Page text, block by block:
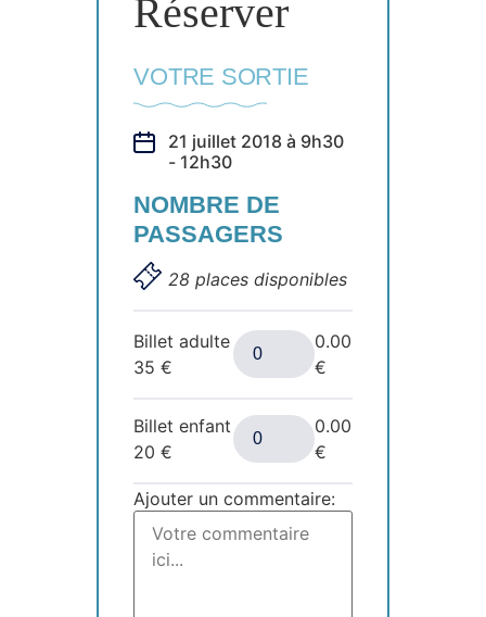
Réserver
VOTRE SORTIE
21 juillet 2018 à 9h30
- 12h30
NOMBRE DE
PASSAGERS
28 places disponibles
Billet adulte
35€
0.00
€
Billet enfant
20€
0.00
€
Ajouter un commentaire: